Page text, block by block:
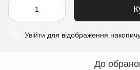
Увійти для відображення
До